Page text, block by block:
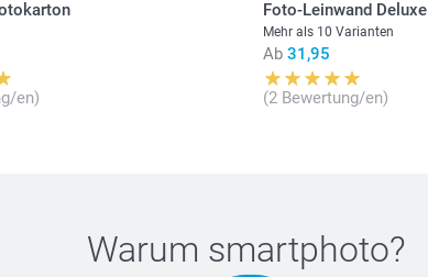
en)
Foto-Leinwand Deluxe
Mehr als 10 Varianten
Ab 31,95
(2 Bewertung/en)
Warum smartphoto?